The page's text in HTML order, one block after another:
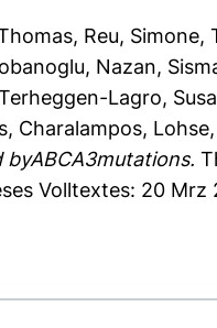
, Reu, Simone,
Nazan,
Lagro,
Charalampos,
byABCA3mutations.
Volltextes: 20 Mrz